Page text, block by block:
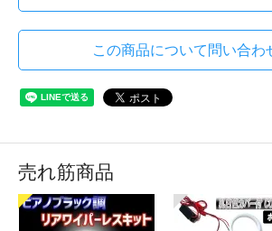
この商品について問い合わ
売れ筋商品